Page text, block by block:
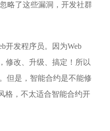
略了这些漏洞，开发社群
开发程序员。因为Web
修改、升级、搞定！所以
但是，智能合约是不能修
格，不太适合智能合约开